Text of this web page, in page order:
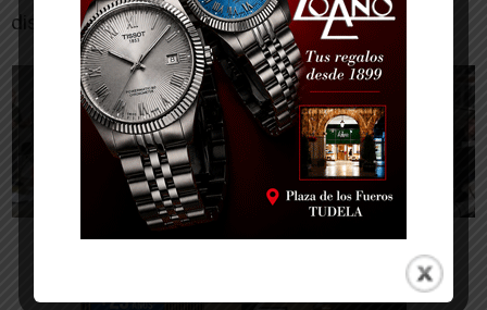
diseñador gráfico”.